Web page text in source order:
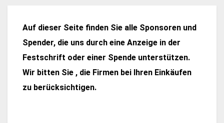
Auf dieser Seite finden Sie alle Sponsoren und
Spender, die uns durch eine Anzeige in der
Festschrift oder einer Spende unterstützen.
Wir bitten Sie , die Firmen bei Ihren Einkäufen
zu berücksichtigen.